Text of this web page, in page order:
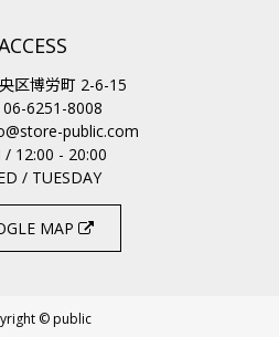
区博労町 2-6-15
06-6251-8008
public.com
/ 12:00 - 20:00
/ TUESDAY
MAP
© public